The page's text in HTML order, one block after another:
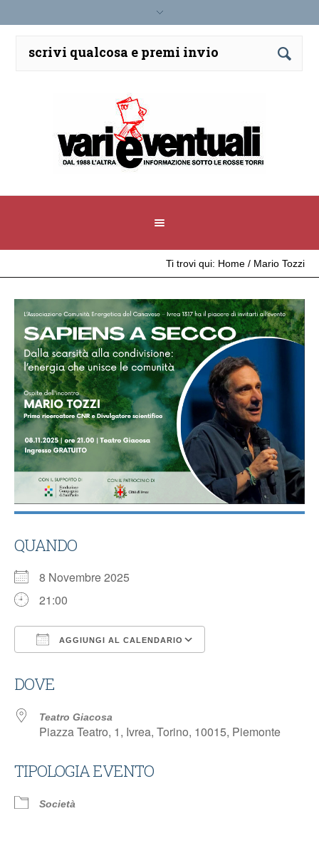
Ti trovi qui: Home / Mario Tozzi
QUANDO
8 Novembre 2025
21:00
AGGIUNGI AL CALENDARIO
DOVE
Teatro Giacosa
Piazza Teatro, 1, Ivrea, Torino, 10015, Piemonte
TIPOLOGIA EVENTO
Società